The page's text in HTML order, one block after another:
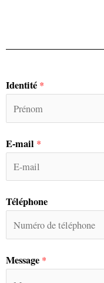
Identité *
E-mail *
Téléphone
Message *